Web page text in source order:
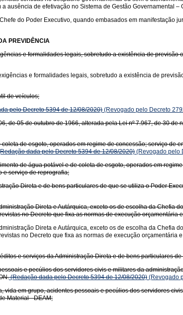
ausência de efetivação no Sistema de Gestão Governamental
do Poder Executivo, quando embasados em manifestação
PREVIDÊNCIA
e formalidades legais, sobretudo a existência de
e formalidades legais, sobretudo a existência de
de veículos;
pelo Decreto 5394 de 12/08/2020) (Revogado pelo Decreto
de 05 de outubro de 1966, alterada pela Lei nº 7.967, de 30 de
de esgoto, operados em regime de concessão; serviço de
dada pelo Decreto 5394 de 12/08/2020) (Revogado pelo
de água potável e de coleta de esgoto, operados em
e serviço de reprografia;
Direta e de bens particulares de que se utiliza o Poder
Direta e Autárquica, exceto os de escolha da Chefia
no Decreto que fixa as normas de execução orçamentária
Direta e Autárquica, exceto os de escolha da Chefia
no Decreto que fixa as normas de execução orçamentária
e serviços da Administração Direta e de bens particulares
e pecúlios dos servidores civis e militares da
(Redação dada pelo Decreto 5394 de 12/08/2020) (Revogado
em grupo, acidentes pessoais e pecúlios dos servidores
Material - DEAM;